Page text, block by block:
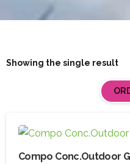
Showing the single result
Compo Conc.Outdoor